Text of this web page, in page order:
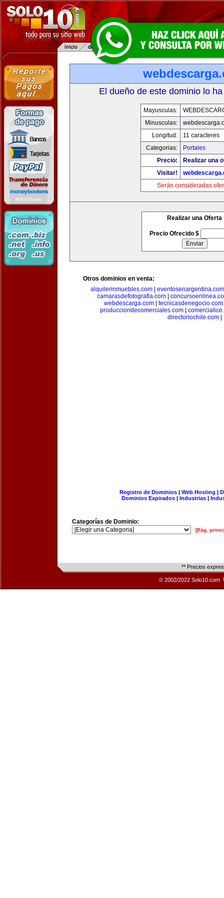
El dueño de este dominio lo
Mayusculas:
Minusculas:
Longitud:
11 caracteres
Categorias:
Portales
Precio:
Realizar una
Visitar!
Serán consideradas
Realizar una Oferta
Precio Ofrecido $
Otros dominios en venta:
alquilerinmuebles.com
eventosenargentina.com
camarasdefotografia.com|
webdescarga.com| tecnicasdenegocio.com
producciondecomerciales.com|
directoriochile.com|
Registro de Dominios| Web Hosting |
Dominios Expirados | Industrias |
Categorías de Dominio:
[Pág.
** Precios
© 2002/2022 Solo10.com